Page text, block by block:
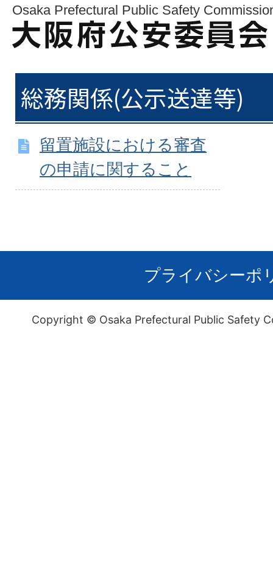
Osaka Prefectural Public Safety
総務関係(公示送達等)
留置施設における審査
の申請に関すること
プライバシーポ
Copyright © Osaka Prefectural Public Safety